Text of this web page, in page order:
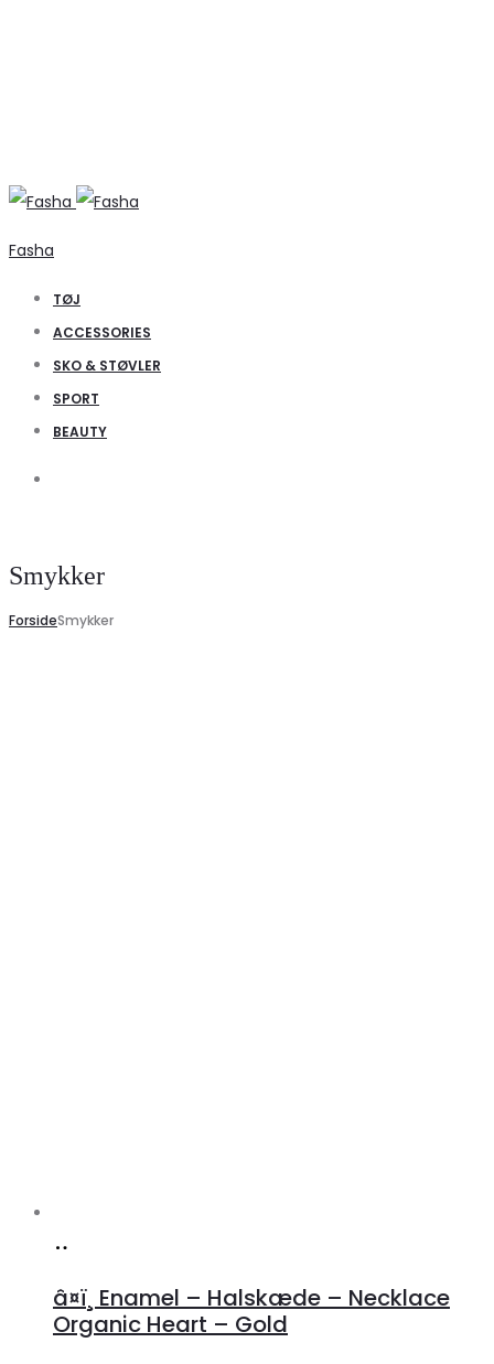
Fasha
TØJ
ACCESSORIES
SKO & STØVLER
SPORT
BEAUTY
Smykker
ForsideSmykker
Lykke
by
â¤ï¸ Enamel – Halskæde – Necklace
Organic Heart – Gold